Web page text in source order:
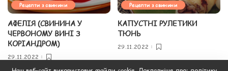
Рецепти з свинини
АФЕЛІЯ (СВИНИНА У
ЧЕРВОНОМУ ВИНІ З
КОРІАНДРОМ)
29.11.2022
Рецепти з свинини
КАПУСТНІ РУЛЕТИКИ
ТЮНЬ
29.11.2022